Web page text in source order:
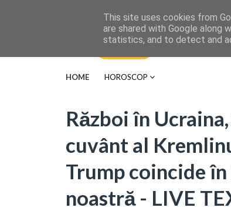
HOME HOROSCOP
Război în
cuvânt al
Trump coincide
noastră - LIVE
This site uses cookies from
are shared with Google along
statistics, and to detect and